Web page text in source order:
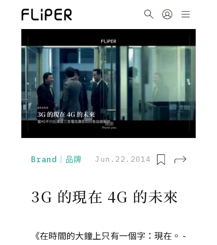
Brand｜品牌 Jun.22.2014
3G 的現在 4G 的未來
《在時間的大鐘上只有一個字：現在。 -